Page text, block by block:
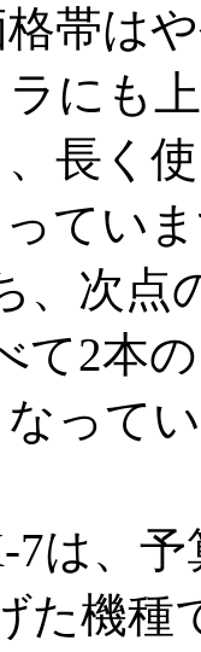
帯は
にも
長く
てい
、次点
て2本
って
は、予
た機種